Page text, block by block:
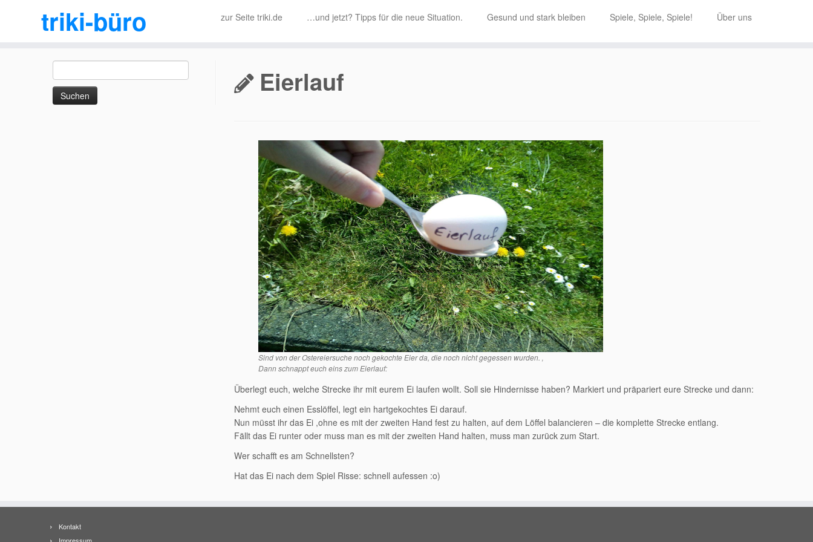
triki-büro zur Seite triki.de …und jetzt? Tipps für die neue Situation. Gesund und stark bleiben Spiele, Spiele, Spiele! Über uns
nach:
Eierlauf
Sind von der Ostereiersuche noch gekochte Eier da, die noch nicht gegessen wurden. ‚
Dann schnappt euch eins zum Eierlauf:
Überlegt euch, welche Strecke ihr mit eurem Ei laufen wollt. Soll sie Hindernisse haben? Markiert und präpariert eure Strecke und dann:
Nehmt euch einen Esslöffel, legt ein hartgekochtes Ei darauf.
Nun müsst ihr das Ei ,ohne es mit der zweiten Hand fest zu halten, auf dem Löffel balancieren – die komplette Strecke entlang.
Fällt das Ei runter oder muss man es mit der zweiten Hand halten, muss man zurück zum Start.
Wer schafft es am Schnellsten?
Hat das Ei nach dem Spiel Risse: schnell aufessen :o)
Kontakt